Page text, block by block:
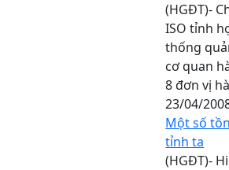
(HGĐT)-
ISO tỉnh
thống
cơ quan
8 đơn vị
23/04/
Một số
tỉnh ta
(HGĐT)-